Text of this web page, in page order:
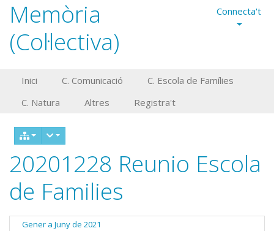
Memòria
(Col·lectiva)
Connecta't
Inici C. Comunicació
C. Escola de Famílies
C. Natura
Altres Registra't
20201228 Reunio Escola
de Families
Gener a Juny de 2021